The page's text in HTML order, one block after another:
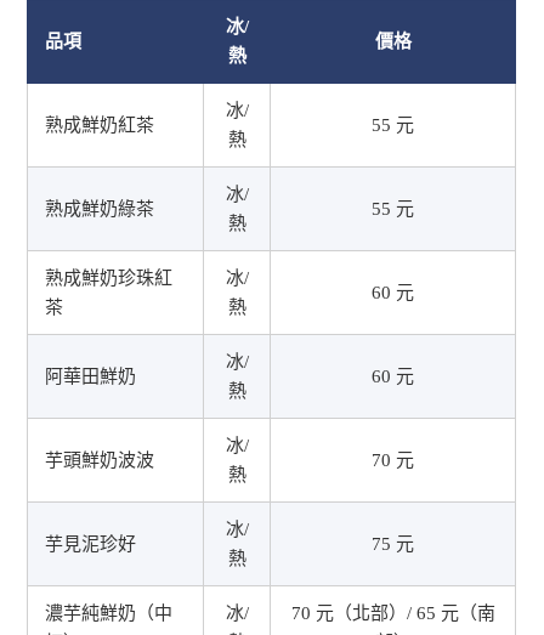
品項
冰/
熱
價格
熟成鮮奶紅茶
冰/
熱
55 元
熟成鮮奶綠茶
冰/
熱
55 元
熟成鮮奶珍珠紅
茶
冰/
熱
60 元
阿華田鮮奶
冰/
熱
60 元
芋頭鮮奶波波
冰/
熱
70 元
芋見泥珍好
冰/
熱
75 元
濃芋純鮮奶（中
冰/
70 元（北部）/ 65 元（南